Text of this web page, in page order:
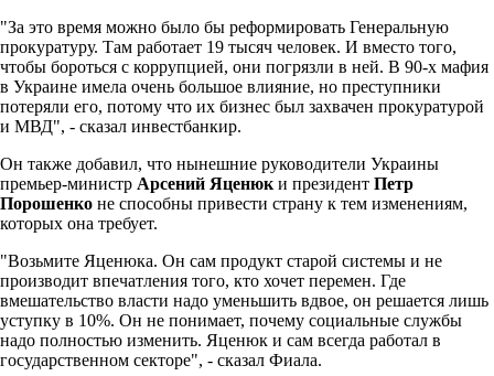
"За это время можно было бы реформировать Генеральную
прокуратуру. Там работает 19 тысяч человек. И вместо того,
чтобы бороться с коррупцией, они погрязли в ней. В 90-х мафия
в Украине имела очень большое влияние, но преступники
потеряли его, потому что их бизнес был захвачен прокуратурой
и МВД", - сказал инвестбанкир.
Он также добавил, что нынешние руководители Украины
премьер-министр Арсений Яценюк и президент Петр
Порошенко не способны привести страну к тем изменениям,
которых она требует.
"Возьмите Яценюка. Он сам продукт старой системы и не
производит впечатления того, кто хочет перемен. Где
вмешательство власти надо уменьшить вдвое, он решается лишь
уступку в 10%. Он не понимает, почему социальные службы
надо полностью изменить. Яценюк и сам всегда работал в
государственном секторе", - сказал Фиала.